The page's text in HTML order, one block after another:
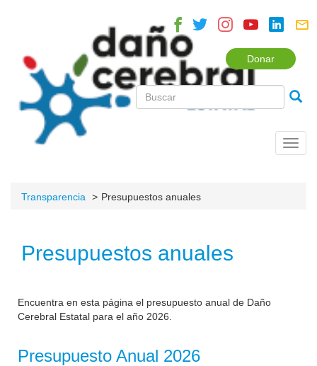
Donar
Transparencia Presupuestos anuales
Presupuestos anuales
Encuentra en esta página el presupuesto anual de Daño
Cerebral Estatal para el año 2026.
Presupuesto Anual 2026